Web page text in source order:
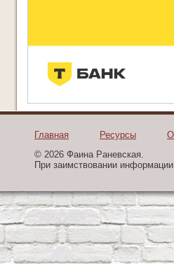
Главная Ресурсы
© 2026 Фаина Раневская.
При заимствовании